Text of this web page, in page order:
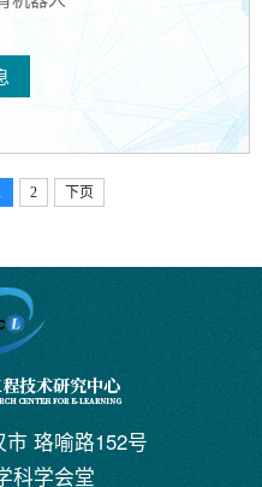
2 下页
珞喻路152号
科学会堂